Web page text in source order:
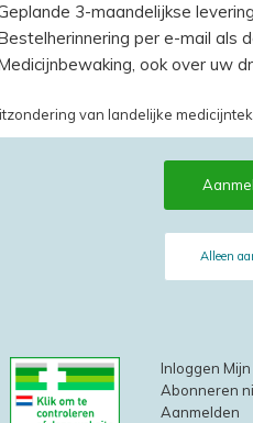
3-maandelijkse
per e-mail als
ook over uw
van landelijke
Alleen
Inloggen
Abonneren
Aanmelden